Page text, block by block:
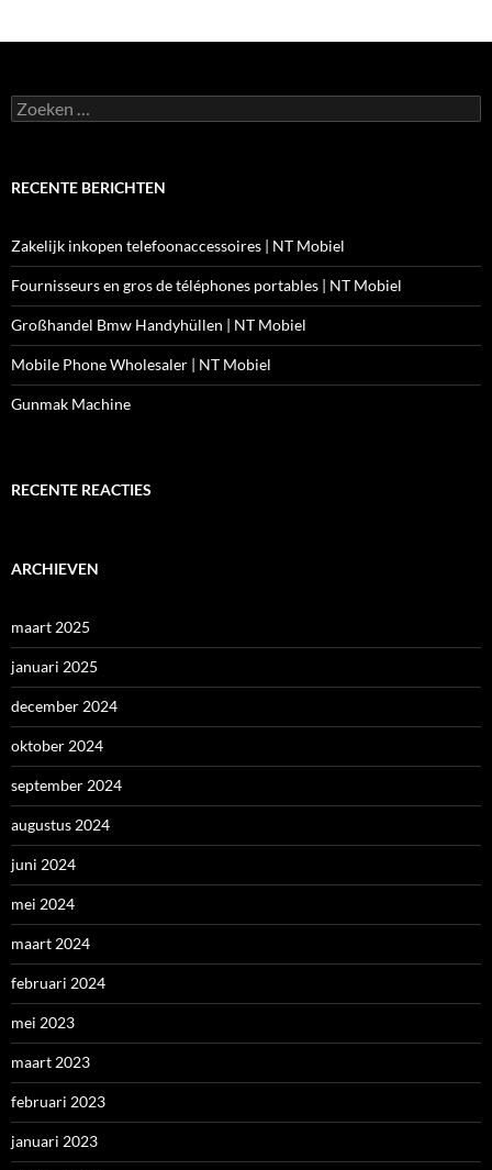
Zoeken
naar:
RECENTE BERICHTEN
Zakelijk inkopen telefoonaccessoires | NT Mobiel
Fournisseurs en gros de téléphones portables | NT Mobiel
Großhandel Bmw Handyhüllen | NT Mobiel
Mobile Phone Wholesaler | NT Mobiel
Gunmak Machine
RECENTE REACTIES
ARCHIEVEN
maart 2025
januari 2025
december 2024
oktober 2024
september 2024
augustus 2024
juni 2024
mei 2024
maart 2024
februari 2024
mei 2023
maart 2023
februari 2023
januari 2023